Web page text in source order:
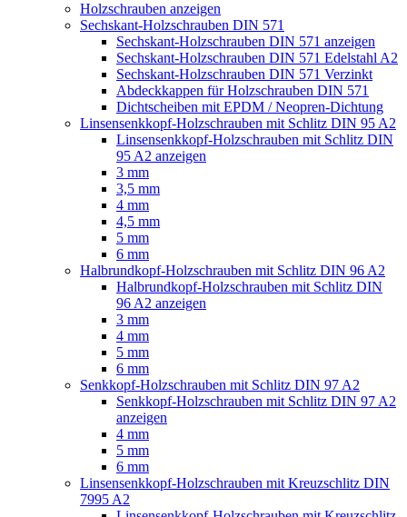
Holzschrauben anzeigen
Sechskant-Holzschrauben DIN 571
Sechskant-Holzschrauben DIN 571 anzeigen
Sechskant-Holzschrauben DIN 571 Edelstahl A2
Sechskant-Holzschrauben DIN 571 Verzinkt
Abdeckkappen für Holzschrauben DIN 571
Dichtscheiben mit EPDM / Neopren-Dichtung
Linsensenkkopf-Holzschrauben mit Schlitz DIN 95 A2
Linsensenkkopf-Holzschrauben mit Schlitz DIN
95 A2 anzeigen
3 mm
3,5 mm
4 mm
4,5 mm
5 mm
6 mm
Halbrundkopf-Holzschrauben mit Schlitz DIN 96 A2
Halbrundkopf-Holzschrauben mit Schlitz DIN
96 A2 anzeigen
3 mm
4 mm
5 mm
6 mm
Senkkopf-Holzschrauben mit Schlitz DIN 97 A2
Senkkopf-Holzschrauben mit Schlitz DIN 97 A2
anzeigen
4 mm
5 mm
6 mm
Linsensenkkopf-Holzschrauben mit Kreuzschlitz DIN
7995 A2